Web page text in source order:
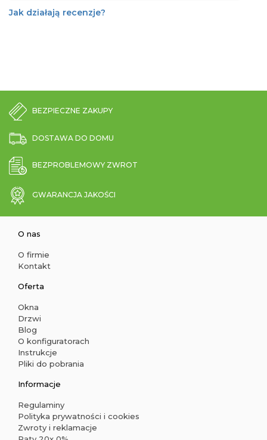
Jak działają recenzje?
BEZPIECZNE ZAKUPY
DOSTAWA DO DOMU
BEZPROBLEMOWY ZWROT
GWARANCJA JAKOŚCI
O nas
O firmie
Kontakt
Oferta
Okna
Drzwi
Blog
O konfiguratorach
Instrukcje
Pliki do pobrania
Informacje
Regulaminy
Polityka prywatności i cookies
Zwroty i reklamacje